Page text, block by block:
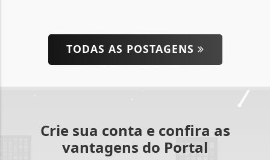
TODAS AS POSTAGENS
Crie sua conta e confira as
vantagens do Portal